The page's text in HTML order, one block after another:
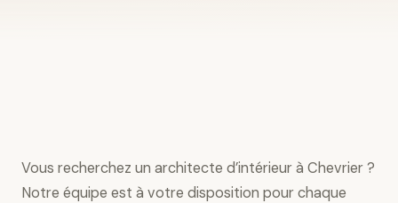
Vous recherchez un architecte d’intérieur à Chevrier ?
Notre équipe est à votre disposition pour chaque